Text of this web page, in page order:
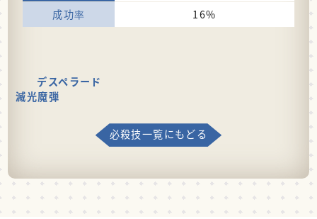
16%
デスペラード
滅光魔弾
必殺技一覧にもどる